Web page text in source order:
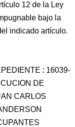
12 de la Ley
bajo la
indicado artículo.
: 16039-
DE
CARLOS